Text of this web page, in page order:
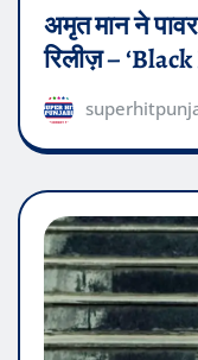
अमृत मान ने
रिलीज़ –